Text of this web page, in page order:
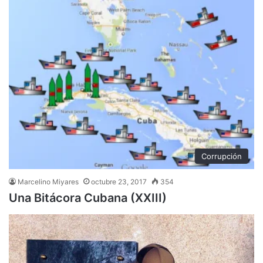
Corrupción
Marcelino Miyares octubre 23, 2017 354
Una Bitácora Cubana (XXIII)